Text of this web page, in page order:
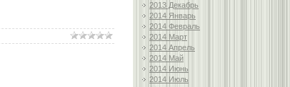
2013 Декабрь
2014 Январь
2014 Февраль
2014 Март
2014 Апрель
2014 Май
2014 Июнь
2014 Июль